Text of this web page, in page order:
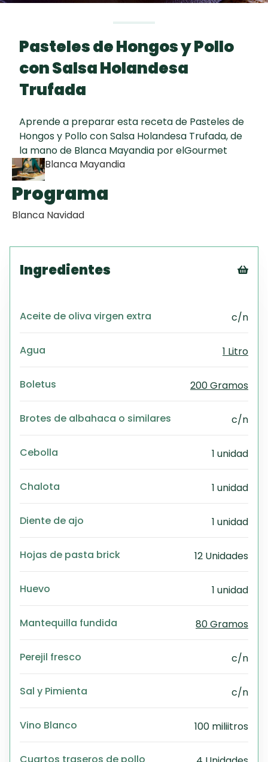
Galletas con
Chispas de
Tiramisú
Pasteles de Hongos y Pollo
con Salsa Holandesa
Trufada
Aprende a preparar esta receta de Pasteles de
Hongos y Pollo con Salsa Holandesa Trufada, de
la mano de Blanca Mayandia por elGourmet
Autor
Blanca Mayandia
Programa
Blanca Navidad
Ingredientes
Aceite de oliva virgen extra c/n
Agua 1 Litro
Boletus 200 Gramos
Brotes de albahaca o similares c/n
Cebolla 1 unidad
Chalota 1 unidad
Diente de ajo 1 unidad
Hojas de pasta brick 12 Unidades
Huevo 1 unidad
Mantequilla fundida 80 Gramos
Perejil fresco c/n
Sal y Pimienta c/n
Vino Blanco 100 miliitros
Cuartos traseros de pollo